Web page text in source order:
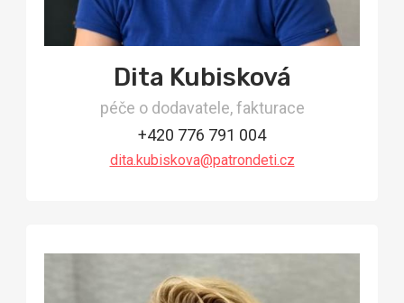
Dita Kubisková
péče o dodavatele, fakturace
+420 776 791 004
dita.kubiskova@patrondeti.cz